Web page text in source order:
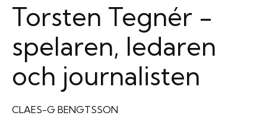
Torsten Tegnér -
spelaren, ledaren
och journalisten
CLAES-G BENGTSSON